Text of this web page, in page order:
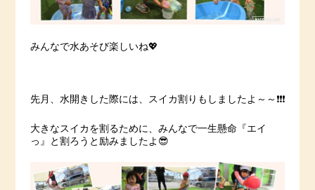
みんなで水あそび楽しいね💖
先月、水開きした際には、スイカ割りもしましたよ～～❗️❗️❗️
大きなスイカを割るために、みんなで一生懸命『エイ
っ』と割ろうと励みましたよ😎